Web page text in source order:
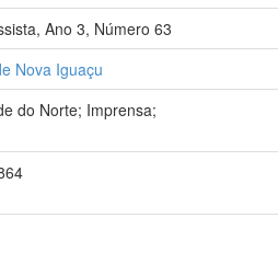
Ano 3, Número 63
Nova Iguaçu
do Norte; Imprensa;